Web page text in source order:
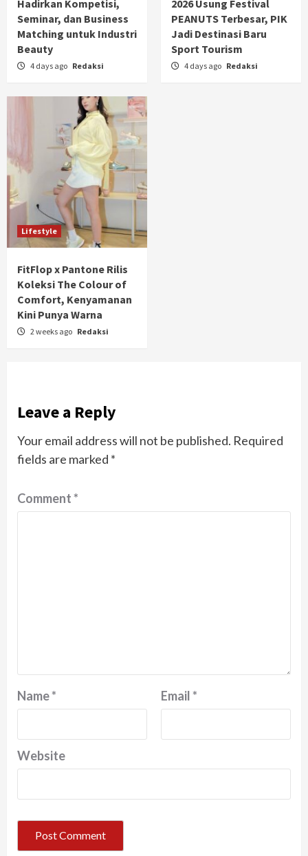
Hadirkan Kompetisi,
Seminar, dan Business
Matching untuk Industri
Beauty
4 days ago Redaksi
2026 Usung Festival
PEANUTS Terbesar, PIK
Jadi Destinasi Baru
Sport Tourism
4 days ago Redaksi
Lifestyle
FitFlop x Pantone Rilis
Koleksi The Colour of
Comfort, Kenyamanan
Kini Punya Warna
2 weeks ago Redaksi
Leave a Reply
Your email address will not be published. Required
fields are marked *
Comment*
Name* Email*
Website